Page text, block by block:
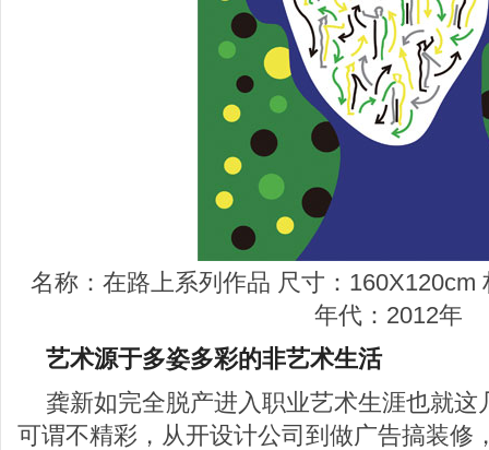
名称：在路上系列作品 尺寸：160X120cm
年代：2012年
艺术源于多姿多彩的非艺术生活
龚新如完全脱产进入职业艺术生涯也就
可谓不精彩，从开设计公司到做广告搞装修